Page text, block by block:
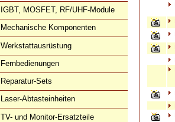
IGBT, MOSFET, RF/UHF-Module
Mechanische Komponenten
Werkstattausrüstung
Fernbedienungen
Reparatur-Sets
Laser-Abtasteinheiten
TV- und Monitor-Ersatzteile